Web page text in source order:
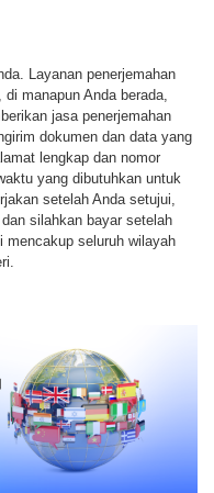
Layanan penerjemahan
manapun Anda berada,
jasa penerjemahan
dokumen dan data yang
lengkap dan nomor
yang dibutuhkan untuk
setelah Anda setujui,
silahkan bayar setelah
mencakup seluruh wilayah